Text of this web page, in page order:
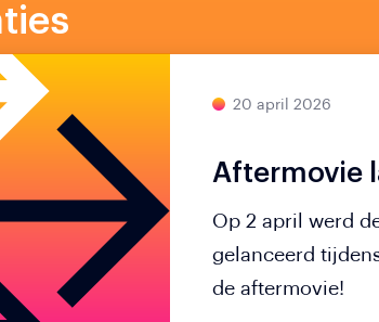
20 april 2026
Aftermovie
Op 2 april werd
gelanceerd
de aftermovie!